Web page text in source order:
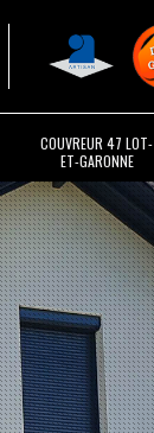
COUVREUR 47 LOT-
ET-GARONNE